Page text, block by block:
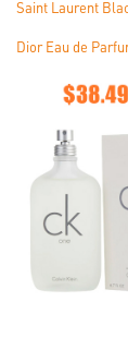
Saint Laurent
Dior Eau de